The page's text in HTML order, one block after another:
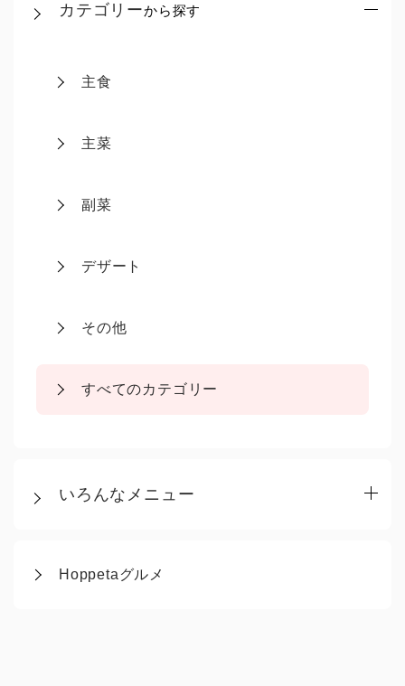
カテゴリーから探す
主食
主菜
副菜
デザート
その他
すべてのカテゴリー
いろんなメニュー
Hoppetaグルメ